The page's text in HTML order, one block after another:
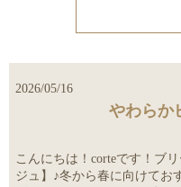
2026/05/16
やわらか
こんにちは！corteです！ブ
ジュ】♪冬から春に向けて